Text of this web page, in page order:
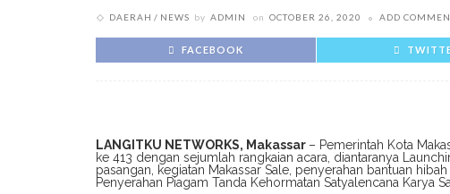
DAERAH NEWS by ADMIN on OCTOBER 26, 2020 ADD
FACEBOOK
LANGITKU NETWORKS, Makassar – Pemerintah Kota
ke 413 dengan sejumlah rangkaian acara, diantaranya
pasangan, kegiatan Makassar Sale, penyerahan bantuan
Penyerahan Piagam Tanda Kehormatan Satyalencana Karya